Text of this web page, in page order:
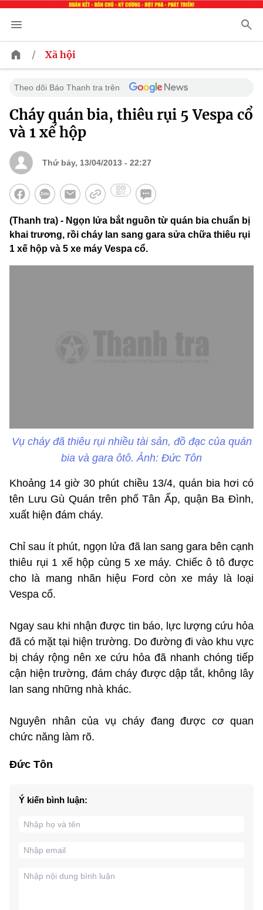
/ Xã hội
Theo dõi Báo Thanh tra trên
Cháy quán bia, thiêu rụi 5 Vespa cổ
và 1 xế hộp
Thứ bảy, 13/04/2013 - 22:27
(Thanh tra) - Ngọn lửa bắt nguồn từ quán bia chuẩn bị
khai trương, rồi cháy lan sang gara sửa chữa thiêu rụi
1 xế hộp và 5 xe máy Vespa cổ.
Vụ cháy đã thiêu rụi nhiều tài sản, đồ đạc của quán
bia và gara ôtô. Ảnh: Đức Tôn
Khoảng 14 giờ 30 phút chiều 13/4, quán bia hơi có
tên Lưu Gù Quán trên phố Tân Ấp, quận Ba Đình,
xuất hiện đám cháy.
Chỉ sau ít phút, ngọn lửa đã lan sang gara bên cạnh
thiêu rụi 1 xế hộp cùng 5 xe máy. Chiếc ô tô được
cho là mang nhãn hiệu Ford còn xe máy là loại
Vespa cổ.
Ngay sau khi nhận được tin báo, lực lượng cứu hỏa
đã có mặt tại hiện trường. Do đường đi vào khu vực
bị cháy rộng nên xe cứu hỏa đã nhanh chóng tiếp
cận hiện trường, đám cháy được dập tắt, không lây
lan sang những nhà khác.
Nguyên nhân của vụ cháy đang được cơ quan
chức năng làm rõ.
Đức Tôn
Ý kiến bình luận: